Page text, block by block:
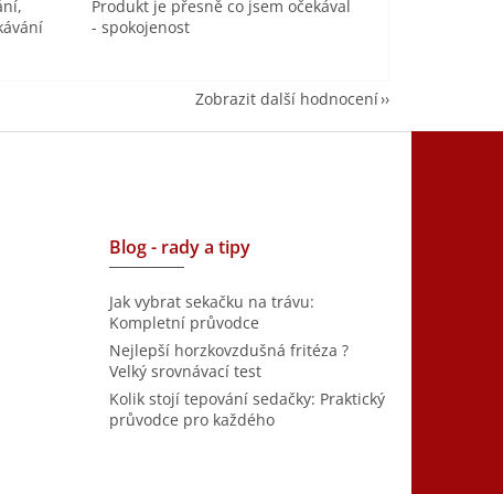
Produkt je přesně co jsem očekával
- spokojenost
Zobrazit další hodnocení
Blog - rady a tipy
Jak vybrat sekačku na trávu:
Kompletní průvodce
Nejlepší horzkovzdušná fritéza ?
Velký srovnávací test
Kolik stojí tepování sedačky: Praktický
průvodce pro každého